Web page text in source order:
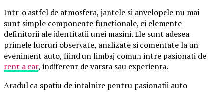
Intr-o astfel de atmosfera, jantele si anvelopele nu mai
sunt simple componente functionale, ci elemente
definitorii ale identitatii unei masini. Ele sunt adesea
primele lucruri observate, analizate si comentate la un
eveniment auto, fiind un limbaj comun intre pasionati de
rent a car, indiferent de varsta sau experienta.
Aradul ca spatiu de intalnire pentru pasionatii auto